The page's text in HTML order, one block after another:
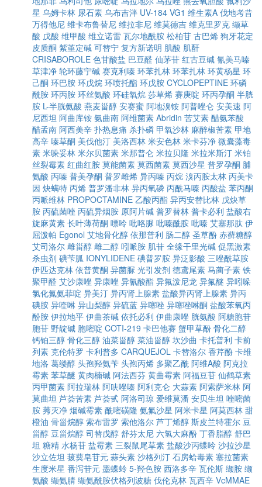
星 乌姆卡林 尿石素 乌布吉泮 UV-184 VG1 维生素A 伐地考昔
万得他尼 维卡布鲁替尼 维拉非尼 维莫德吉 维克里罗克 缬草
酸 戊酸 维甲酸 维立诺雷 瓦尔地酰胺 松柏苷 古巴烯 狗牙花定
皮质酮 紫堇定碱 可替宁 复方新诺明 肌酸 肌酐
CRISABOROLE 色甘酸盐 巴豆醛 仙茅苷 红古豆碱 氰美马嗪
草津净 轮环藤宁碱 赛克利嗪 环苯扎林 环苯扎林 环黄杨星 环
己酮 环巴胺 环戊烷 环喷托酯 环戊胺 CYCLOPEPTINE 环磷
酰胺 环丙胺 环丝氨酸 环硅氧烷 莎草烯 赛庚啶 环丙孕酮 半胱
胺 L-半胱氨酸 燕麦甾醇 安赛蜜 阿地溴铵 阿普唑仑 安美速 阿
尼西坦 阿曲库铵 氨曲南 阿维菌素 Abridin 苦艾素 醋氨苯酸
醋孟南 阿西美辛 扑热息痛 杀扑磷 甲氧沙林 麻醉椒苦素 甲地
高辛 嗪草酮 美伐他汀 美洛西林 米安色林 米卡芬净 微囊藻毒
素 米哚妥林 米尔贝菌素 米那普仑 米拉贝隆 米拉米斯汀 米铂
丝裂霉素 红曲红胺 莫能菌素 莫西菌素 莫西沙星 普罗孕酮 脯
氨酸 丙嗪 普美孕酮 普罗雌烯 异丙嗪 丙烷 溴丙胺太林 丙美卡
因 炔螨特 丙烯 普罗潘非林 异丙氧磷 丙酰马嗪 丙酸盐 苯丙酮
丙哌维林 PROPOCTAMINE 乙酸丙酯 异丙安替比林 戊炔草
胺 丙硫菌唑 丙硫异烟胺 原阿片碱 普罗替林 普卡必利 盐酸右
旋麻黄素 长叶薄荷酮 嘌呤 吡咯脲 吡嗪酰胺 吡嗪 艾塞那肽 伊
屈泼帕 Egonol 艾地骨化醇 依那普利 肠二醇 圣草酚 赤藓糖醇
艾司洛尔 雌甾醇 雌二醇 吲哌胺 肌苷 全缘干里光碱 促黑激素
杀虫剂 碘苄胍 IONYLIDENE 碘普罗胺 异泛影酸 三唑酰草胺
伊匹达克林 依普黄酮 异菌脲 光引发剂 德鸢尾素 马蔺子素 铁
聚甲醛 艾沙康唑 异康唑 异氰酸酯 异氟泼尼龙 异氟醚 异吲哚
氯化氮氨菲啶 异美汀 异丙肾上腺素 盐酸异丙肾上腺素 异丙
碘胺 异喹啉 异山梨醇 异硫蓝 异噻唑 异噻唑啉酮 盐酸苯氧丙
酚胺 伊拉地平 伊曲茶碱 依托必利 伊曲康唑 胱氨酸 阿糖胞苷
胞苷 野靛碱 胞嘧啶 COTI-219 卡巴他赛 蟹甲草酚 骨化二醇
钙铂三醇 骨化三醇 油菜甾醇 菜油甾醇 坎沙曲 卡托普利 卡前
列素 克伦特罗 卡利普多 CARQUEJOL 卡替洛尔 香芹酚 卡维
地洛 葛缕醇 头孢羟氨苄 头孢丙烯 多聚乙酰 阿维A酸 阿克拉
霉素 苯草醚 黄肉楠碱 阿法西芬 黄曲霉素 阿福豆苷 仙鹤草素
丙甲菌素 阿拉瑞林 阿呋唑嗪 阿利克仑 大蒜素 阿索萨米林 阿
莫曲坦 芦荟苦素 芦荟甙 阿洛司琼 爱维莫潘 安贝生坦 唑嘧菌
胺 莠灭净 烟碱霉素 酰嘧磺隆 氨氟沙星 阿米卡星 阿莫西林 甜
橙油 骨甾烷醇 索布雷罗 索他洛尔 芦丁烯醇 斯皮兰特霍尔 豆
甾醇 豆甾烷醇 司替戊醇 舒芬太尼 六氢大麻酚 丁香脂醇 舒巴
坦 糖精 水杨苷 盐霉素 三裂鼠尾草素 盐酸沙丙蝶呤 沙拉沙星
沙立佐坦 菝葜皂苷元 蒜头素 沙格列汀 石房蛤毒素 塞拉菌素
生度米星 番泻苷元 墨蝶蛉 5-羟色胺 西洛多辛 瓦伦斯 缬胺 缬
氨酸 缬氨腈 缬氨酰胺伏格列波糖 伐伦克林 瓦西辛 VcMMAE